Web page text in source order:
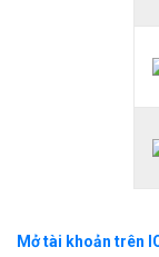
Mở tài khoản trên